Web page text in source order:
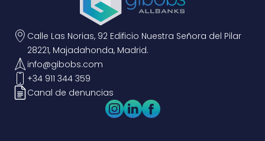
Calle Las Norias, 92 Edificio Nuestra Señora del Pilar
28221, Majadahonda, Madrid.
info@gibobs.com
+34 911 344 359
Canal de denuncias